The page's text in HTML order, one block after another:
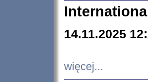
14.11.2025
więcej...